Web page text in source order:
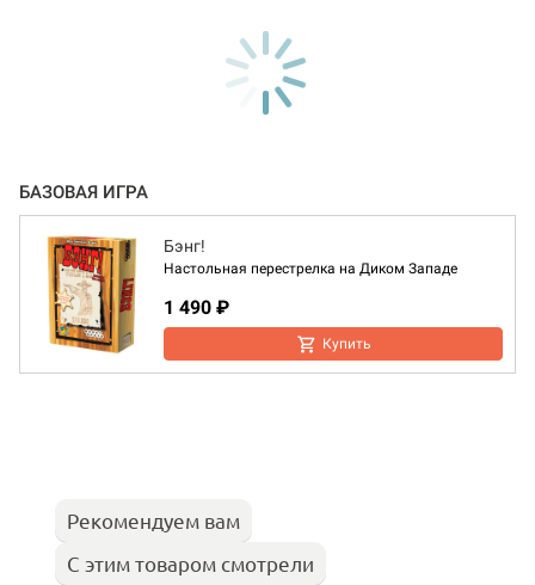
БАЗОВАЯ ИГРА
Бэнг!
Настольная перестрелка на Диком Западе
1 490 ₽
Купить
Рекомендуем вам
С этим товаром смотрели